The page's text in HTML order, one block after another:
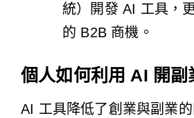
統）開發 AI 工具，
的 B2B 商機。
個人如何利用 AI 開副
AI 工具降低了創業與副業